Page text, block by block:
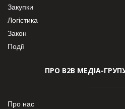
Закупки
Логістика
Закон
Події
ПРО В2В МЕДІА-ГРУПУ
Про нас